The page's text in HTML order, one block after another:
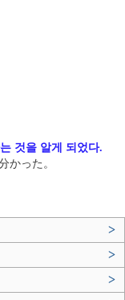
것을 알게 되었다.
かった。
>
>
>